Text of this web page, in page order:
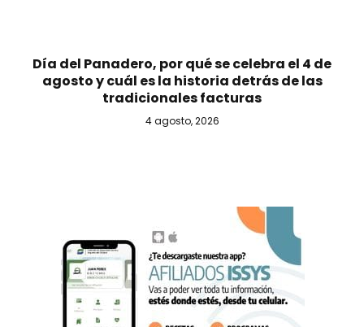
Día del Panadero, por qué se celebra el 4 de
agosto y cuál es la historia detrás de las
tradicionales facturas
4 agosto, 2026